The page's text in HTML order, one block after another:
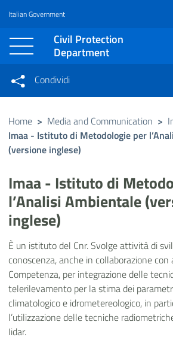
Vai al contenuto principale
Raggiungi il piè di pagina
Italian Government
Civil Protection
Department
Condividi su Facebook
Condividi su Twitter
Condividi su LinkedIn
Condividi
Condividi sui social network
Home > Media and Communication >
Imaa - Istituto di Metodologie per
(versione inglese)
Imaa - Istituto di
l’Analisi Ambientale
inglese)
È un istituto del Cnr. Svolge attività di
conoscenza, anche in collaborazione
Competenza, per integrazione delle
telerilevamento per la stima dei
climatologico e idrometereologico, in
l’utilizzazione delle tecniche
Iidar.